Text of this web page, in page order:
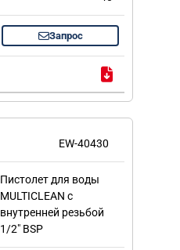
Запрос
EW-40430
Пистолет для воды
MULTICLEAN с
внутренней резьбой
1/2" BSP